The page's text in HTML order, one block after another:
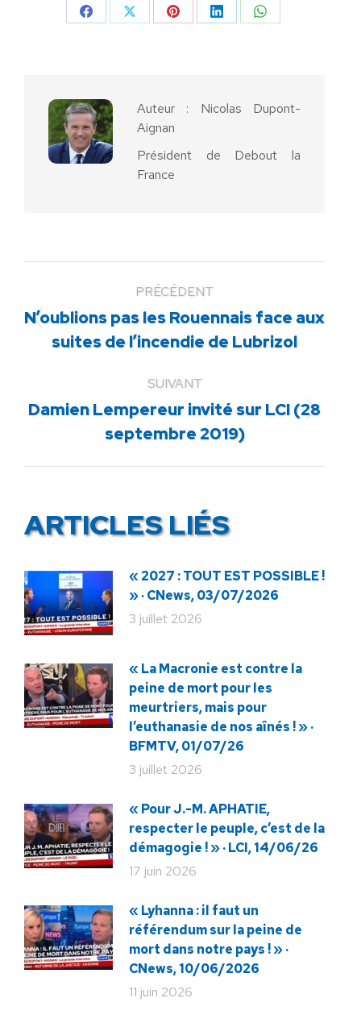
PartagerPartagerPartagerPartagerPartager
Auteur : Nicolas Dupont-
Aignan
Président de Debout la
France
PRÉCÉDENT
Article
précédent
N’oublions pas les Rouennais face aux
suites de l’incendie de Lubrizol
SUIVANT
Article
suivant
Damien Lempereur invité sur LCI (28
septembre 2019)
ARTICLES LIÉS
« 2027 : TOUT EST POSSIBLE !
» · CNews, 03/07/2026
3 juillet 2026
« La Macronie est contre la
peine de mort pour les
meurtriers, mais pour
l’euthanasie de nos aînés ! » ·
BFMTV, 01/07/26
3 juillet 2026
« Pour J.-M. APHATIE,
respecter le peuple, c’est de la
démagogie ! » · LCI, 14/06/26
17 juin 2026
« Lyhanna : il faut un
référendum sur la peine de
mort dans notre pays ! » ·
CNews, 10/06/2026
11 juin 2026